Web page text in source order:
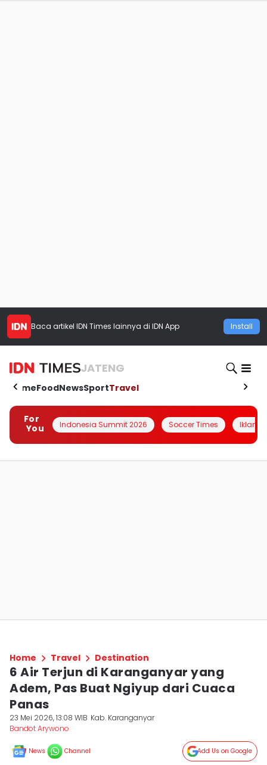
Baca artikel IDN Times lainnya di IDN App Install
JATENG
HomeFoodNewsSportTravel
For
You
Indonesia Summit 2026 Soccer Times Iklanin
Home Travel Destination
6 Air Terjun di Karanganyar yang
Adem, Pas Buat Ngiyup dari Cuaca
Panas
23 Mei 2026, 13:08 WIB Kab. Karanganyar
Bandot Arywono
News Channel Add Us on Google